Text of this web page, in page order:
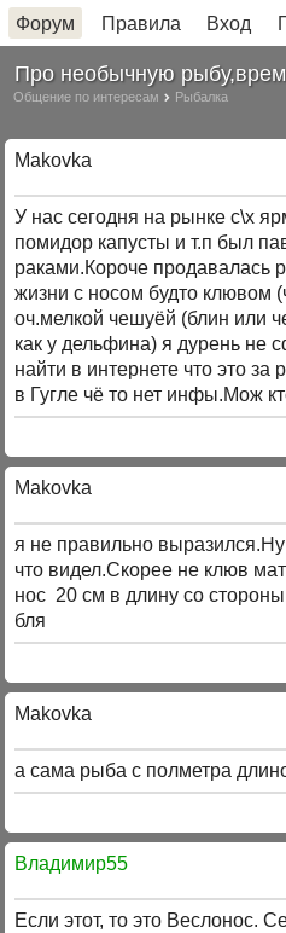
Форум Правила Вход
Про необычную
Общение по интересам Рыбалка
Makovka
У нас сегодня на рынке с\х
помидор капусты и т.п был
раками.Короче продавалась
жизни с носом будто клювом
оч.мелкой чешуёй (блин или
как у дельфина) я дурень не
найти в интернете что это
в Гугле чё то нет инфы.Мож
Makovka
я не правильно выразился.Ну
что видел.Скорее не клюв
нос 20 см в длину со
бля
Makovka
а сама рыба с полметра
Владимир55
Если этот, то это Веслонос.